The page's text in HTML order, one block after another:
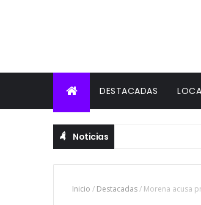
DESTACADAS
Noticias
Inicio / Destacadas/ Morena acusa